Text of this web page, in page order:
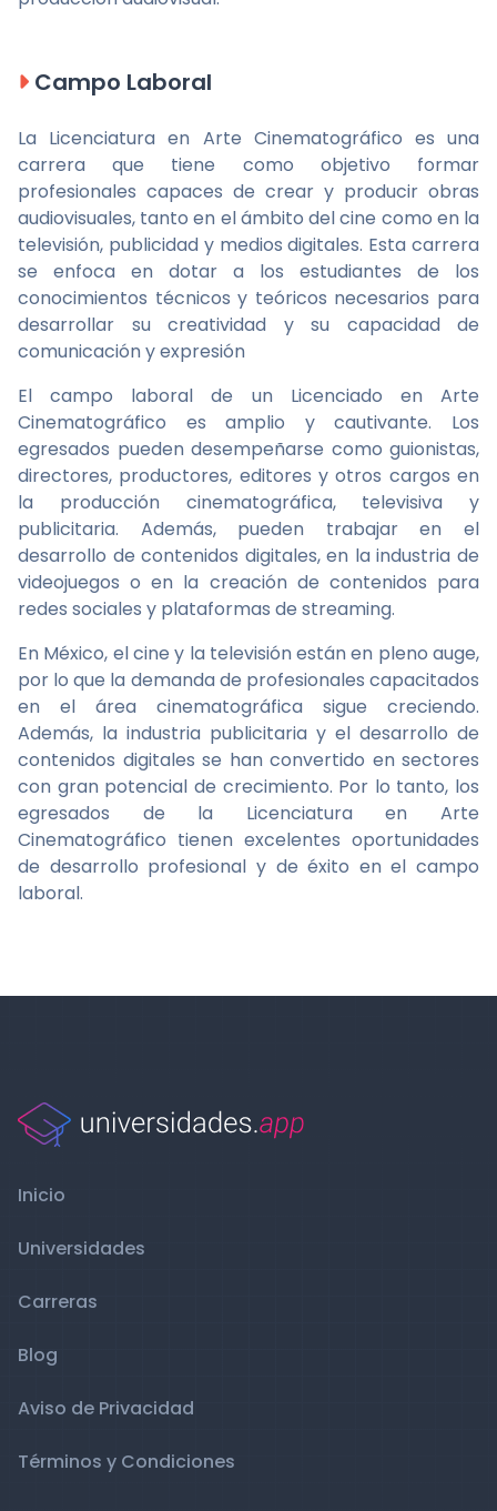
Campo Laboral
La Licenciatura en Arte Cinematográfico es una
carrera que tiene como objetivo formar
profesionales capaces de crear y producir obras
audiovisuales, tanto en el ámbito del cine como en la
televisión, publicidad y medios digitales. Esta carrera
se enfoca en dotar a los estudiantes de los
conocimientos técnicos y teóricos necesarios para
desarrollar su creatividad y su capacidad de
comunicación y expresión
El campo laboral de un Licenciado en Arte
Cinematográfico es amplio y cautivante. Los
egresados pueden desempeñarse como guionistas,
directores, productores, editores y otros cargos en
la producción cinematográfica, televisiva y
publicitaria. Además, pueden trabajar en el
desarrollo de contenidos digitales, en la industria de
videojuegos o en la creación de contenidos para
redes sociales y plataformas de streaming.
En México, el cine y la televisión están en pleno auge,
por lo que la demanda de profesionales capacitados
en el área cinematográfica sigue creciendo.
Además, la industria publicitaria y el desarrollo de
contenidos digitales se han convertido en sectores
con gran potencial de crecimiento. Por lo tanto, los
egresados de la Licenciatura en Arte
Cinematográfico tienen excelentes oportunidades
de desarrollo profesional y de éxito en el campo
laboral.
Inicio
Universidades
Carreras
Blog
Aviso de Privacidad
Términos y Condiciones